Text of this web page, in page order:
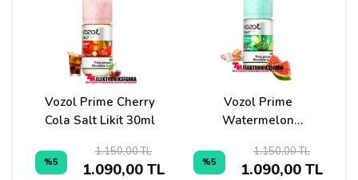
Yorumunuz*
Vozol Prime Cherry
Cola Salt Likit 30ml
%5
1.150,00 TL
1.090,00 TL
Vozol Prime
Watermelon
30ml
%5
1.150,00 TL
1.090,00 TL